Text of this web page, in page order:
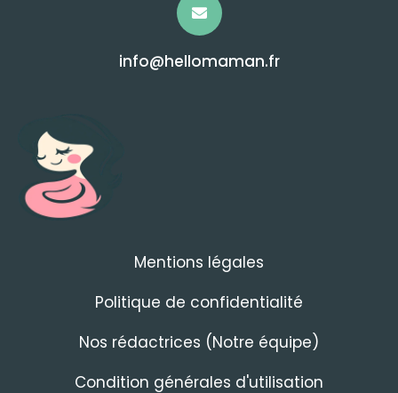
info@hellomaman.fr
Mentions légales
Politique de confidentialité
Nos rédactrices (Notre équipe)
Condition générales d'utilisation